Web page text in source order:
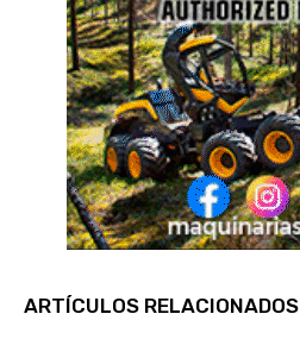
ARTÍCULOS RELACIONADOS